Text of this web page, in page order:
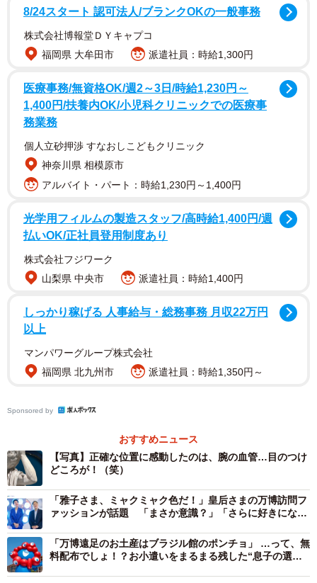
重い天空を支える腕にはたくさんの血管が浮き出ていますが、全部正し
「万博イタリア館で、ファルネーゼのアトラスを見たんで
すが、血管がリアルに表現されてるのに感動してたら、家
でも、凄くないですか？
大理石彫刻でこのレベルで血管を表現するんですよ！
マジで感動してました」
こうポストしたのは、「シャントの医ンフルエンサー」
（ @KotaroSuemitsu ）さんです。投稿主さんは、透析治療
のために主に動脈と静脈をつなげる手術をおこなう医師
で、言うなれば血管の専門医。そんな投稿主さんが感動す
るほど、天空を支えるアトラスの体の正しい位置に、血管
が浮き出ていることが表現されているというのです。
8/24スタート 認可法人/ブランクOKの一般事務
株式会社博報堂ＤＹキャプコ
福岡県 大牟田市
派遣社員：時給1,300円
医療事務/無資格OK/週2～3日/時給1,230円～
1,400円/扶養内OK/小児科クリニックでの医療事
務業務
個人立砂押渉 すなおしこどもクリニック
神奈川県 相模原市
アルバイト・パート：時給1,230円～1,400円
光学用フィルムの製造スタッフ/高時給1,400円/週
払いOK/正社員登用制度あり
株式会社フジワーク
山梨県 中央市
派遣社員：時給1,400円
しっかり稼げる 人事給与・総務事務 月収22万円
以上
マンパワーグループ株式会社
福岡県 北九州市
派遣社員：時給1,350円～
Sponsored by
おすすめニュース
【写真】正確な位置に感動したのは、腕の血管…目のつけ
どころが！（笑）
「雅子さま、ミャクミャク色だ！」皇后さまの万博訪問フ
ァッションが話題 「まさか意識？」「さらに好きになり
「万博遠足のお土産はブラジル館のポンチョ」 …って、無
料配布でしょ！？お小遣いをまるまる残した“息子の選